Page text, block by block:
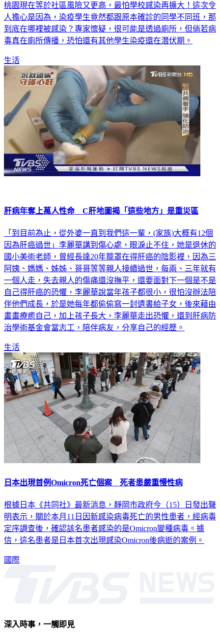
桃園現在等於社區風險又更高，最怕學校感染再擴大！這次令
人擔心是因為，染疫學生竟然都跟原本確診的同學不同班，那
到底在哪裡被感染？專家懷疑，很可能是透過廁所，但倘若病
毒真在廁所傳播，恐怕還有其他學生染疫還在潛伏期。
生活
肝病年奪上萬人性命 C肝地圖揭「這些地方」是重災區
「到目前為止，從外婆一直到我們這一輩，(家族)大概有12個
因為肝癌過世」李麗華講到傷心處，眼淚止不住，她是退休的
國小美術老師，曾經長達20年籠罩在得肝癌的陰影裡，因為三
阿姨、媽媽、姊姊、哥哥等等親人接續過世，每兩、三年就有
一個人走，失去親人的傷痛還沒撫平，還要面對下一個是不是
自己得肝癌的恐懼，李麗華說當年孩子都很小，很怕沒辦法陪
伴他們成長，於是她每年都偷偷寫一封遺書給子女，後來藉由
畫畫療癒自己，加上孩子長大，李麗華走出恐懼，還到肝病防
治學術基金會當志工，陪伴病友，分享自己的經歷。
生活
日本出現首例Omicron死亡個案 死者患嚴重慢性病
根據日本《共同社》最新消息，靜岡市政府今（15）日發出聲
明表示，關於本月11日因新感染病毒死亡的男性患者，經病毒
定序調查後，確認該名患者感染的是Omicron變種病毒。據
信，這名患者是日本首次出現感染Omicron後病逝的案例。
國際
深入時事，一觸即見